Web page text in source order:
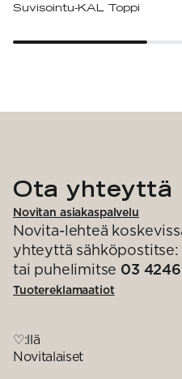
Suvisointu-KAL Toppi
Ota yhteyttä
Novitan asiakaspalvelu
Novita-lehteä
yhteyttä
tai puhelimitse 03 4246
Tuotereklamaatiot
♡:llä
Novitalaiset